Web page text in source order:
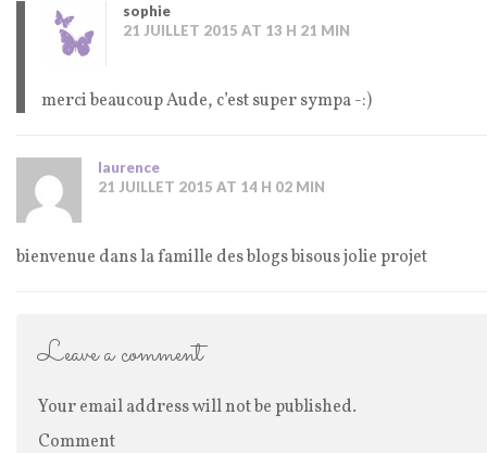
sophie
21 JUILLET 2015 AT 13 H 21 MIN
merci beaucoup Aude, c’est super sympa -:)
laurence
21 JUILLET 2015 AT 14 H 02 MIN
bienvenue dans la famille des blogs bisous jolie projet
Leave a comment
Your email address will not be published.
Comment